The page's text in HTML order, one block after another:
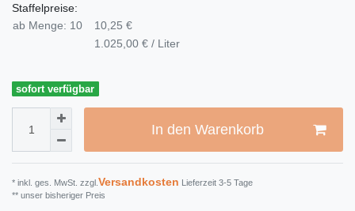
Staffelpreise:
ab Menge: 10
10,25 €
1.025,00 € / Liter
sofort verfügbar
In den Warenkorb
* inkl. ges. MwSt. zzgl. Versandkosten Lieferzeit 3-5 Tage
** unser bisheriger Preis